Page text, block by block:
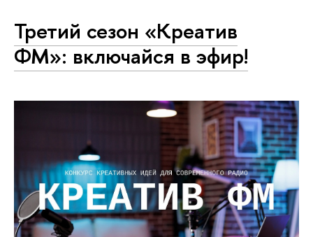
Третий сезон «Креатив
ФМ»: включайся в эфир!